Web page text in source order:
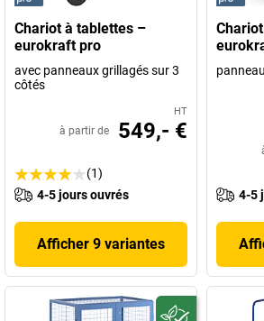
Chariot à tablettes –
eurokraft pro
avec panneaux grillagés sur 3
côtés
HT
à partir de 549,- €
(1)
4-5 jours ouvrés
Afficher 9 variantes
4-5